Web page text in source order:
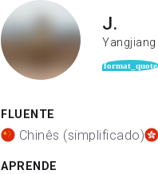
J.
Yangjiang
format_quote
FLUENTE
Chinês (simplificado)
APRENDE